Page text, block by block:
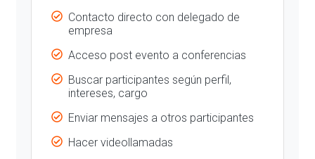
Contacto directo con delegado de
empresa
Acceso post evento a conferencias
Buscar participantes según perfil,
intereses, cargo
Enviar mensajes a otros participantes
Hacer videollamadas